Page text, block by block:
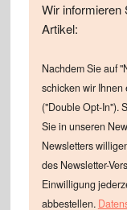
Wir informieren
Artikel:
Nachdem Sie auf
schicken wir Ihnen
("Double Opt-In").
Sie in unseren
Newsletters
des Newsletter-
Einwilligung
abbestellen.